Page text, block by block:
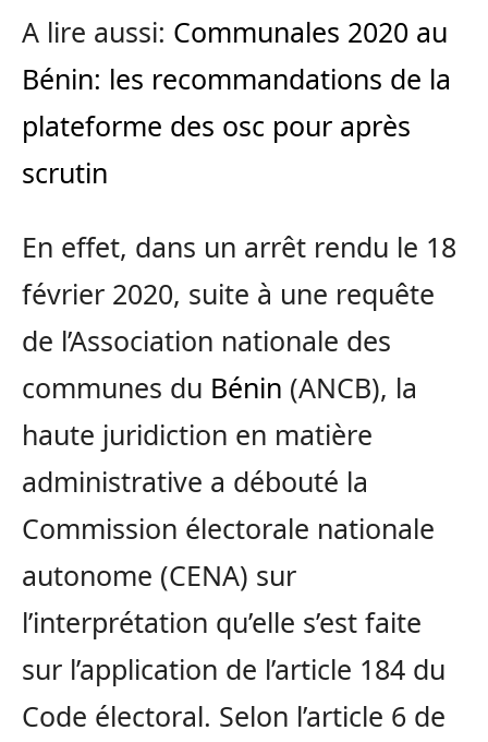
A lire aussi: Communales 2020 au
Bénin: les recommandations de la
plateforme des osc pour après
scrutin
En effet, dans un arrêt rendu le 18
février 2020, suite à une requête
de l’Association nationale des
communes du Bénin (ANCB), la
haute juridiction en matière
administrative a débouté la
Commission électorale nationale
autonome (CENA) sur
l’interprétation qu’elle s’est faite
sur l’application de l’article 184 du
Code électoral. Selon l’article 6 de